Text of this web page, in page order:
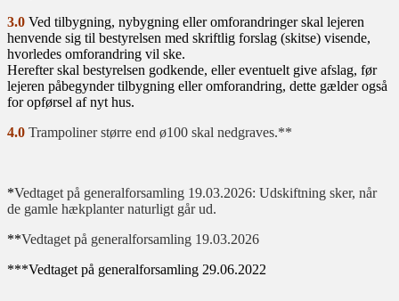
3.0 Ved tilbygning, nybygning eller omforandringer skal lejeren
henvende sig til bestyrelsen med skriftlig forslag (skitse) visende,
hvorledes omforandring vil ske.
Herefter skal bestyrelsen godkende, eller eventuelt give afslag, før
lejeren påbegynder tilbygning eller omforandring, dette gælder også
for opførsel af nyt hus.
4.0 Trampoliner større end ø100 skal nedgraves.**
*Vedtaget på generalforsamling 19.03.2026: Udskiftning sker, når
de gamle hækplanter naturligt går ud.
**Vedtaget på generalforsamling 19.03.2026
***Vedtaget på generalforsamling 29.06.2022